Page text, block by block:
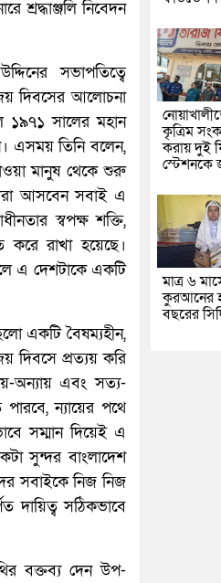
শ্রদ্ধাঞ্জলি নিবেদন
সভাপতিত্বে
দিবসের আলোচনা
১৯৭১ সালের মহান
এসময় তিনি বলেন,
মানুষ থেকে শুরু
আসবেন সবাই এ
স্বপক্ষ শক্তি,
করে রাখা হয়েছে।
এ দেশটাকে একটি
একটি বৈষম্যহীন,
দিবসে প্রত্যয় করি
অন্যায় এবং সত্য-
পারবে, ন্যায়ের পথে
সম্মান দিয়েই এ
সুন্দর বাংলাদেশ
সবাইকে নিজ নিজ
দায়িত্ব সঠিকভাবে
বক্তব্য দেন উপ-
কৃত্রিম
করায় দুই
স্টেশনকে
মাত্র ৬
কুরআনের
বছরের